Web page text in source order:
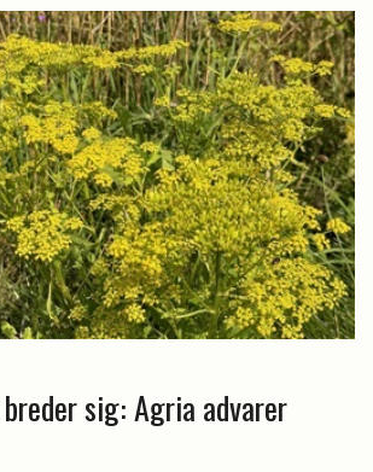
sig: Agria advarer